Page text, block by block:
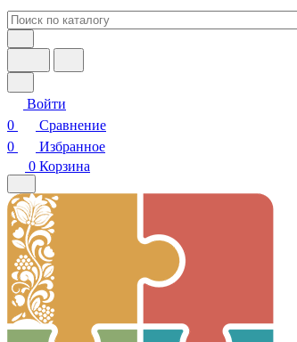
Войти
0
Сравнение
0
Избранное
0 Корзина